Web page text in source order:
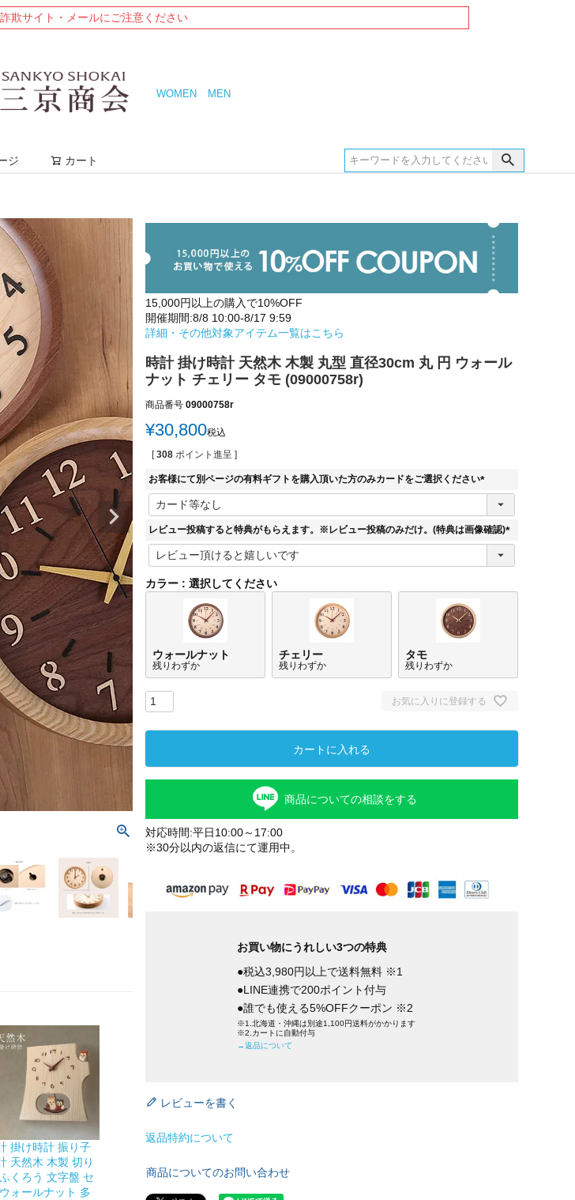
欺サイト・メールにご注意ください
WOMEN MEN
ジ カート
掛け時計 振り子
天然木 木製 切り
くろう 文字盤 セ
ォールナット 多
15,000円以上の購入で10%OFF
開催期間:8/8 10:00-8/17 9:59
詳細・その他対象アイテム一覧はこちら
時計 掛け時計 天然木 木製 丸型 直径30cm 丸 円 ウォール
ナット チェリー タモ (09000758r)
商品番号 09000758r
¥30,800税込
[ 308 ポイント進呈 ]
お客様にて別ページの有料ギフトを購入頂いた方のみカードをご選択ください
(
須
レビュー投稿すると特典がもらえます。※レビュー投稿のみだけ。(特典は画像確認)
(
)
カラー 選択してください
ウォールナット
残りわずか
チェリー
残りわずか
タモ
残りわずか
お気に入りに登録する
カートに入れる
商品についての相談をする
対応時間:平日10:00～17:00
※30分以内の返信にて運用中。
お買い物にうれしい3つの特典
●税込3,980円以上で送料無料 ※1
●LINE連携で200ポイント付与
●誰でも使える5%OFFクーポン ※2
※1.北海道・沖縄は別途1,100円送料がかかります
※2.カートに自動付与
→返品について
レビューを書く
返品特約について
商品についてのお問い合わせ